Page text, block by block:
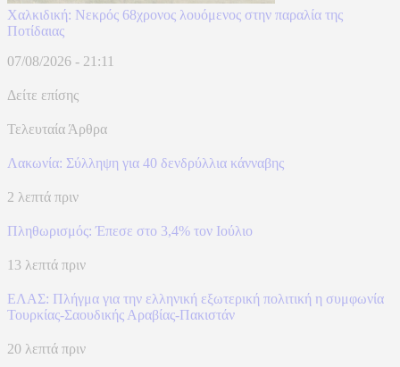
Χαλκιδική: Νεκρός 68χρονος λουόμενος στην παραλία της
Ποτίδαιας
07/08/2026 - 21:11
Δείτε επίσης
Τελευταία Άρθρα
Λακωνία: Σύλληψη για 40 δενδρύλλια κάνναβης
2 λεπτά πριν
Πληθωρισμός: Έπεσε στο 3,4% τον Ιούλιο
13 λεπτά πριν
ΕΛΑΣ: Πλήγμα για την ελληνική εξωτερική πολιτική η συμφωνία
Τουρκίας-Σαουδικής Αραβίας-Πακιστάν
20 λεπτά πριν